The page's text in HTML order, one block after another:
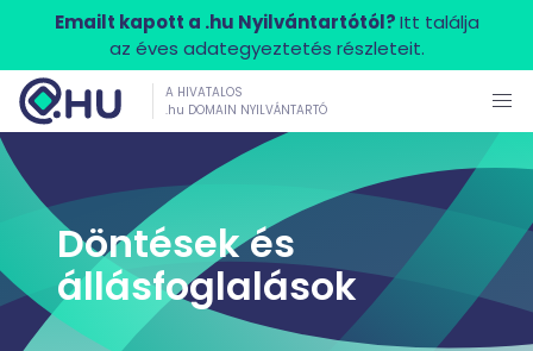
Emailt kapott a .hu Nyilvántartótól?Itt találja
az éves adategyeztetés részleteit.
A HIVATALOS
.hu DOMAIN NYILVÁNTARTÓ
Döntések és
állásfoglalások